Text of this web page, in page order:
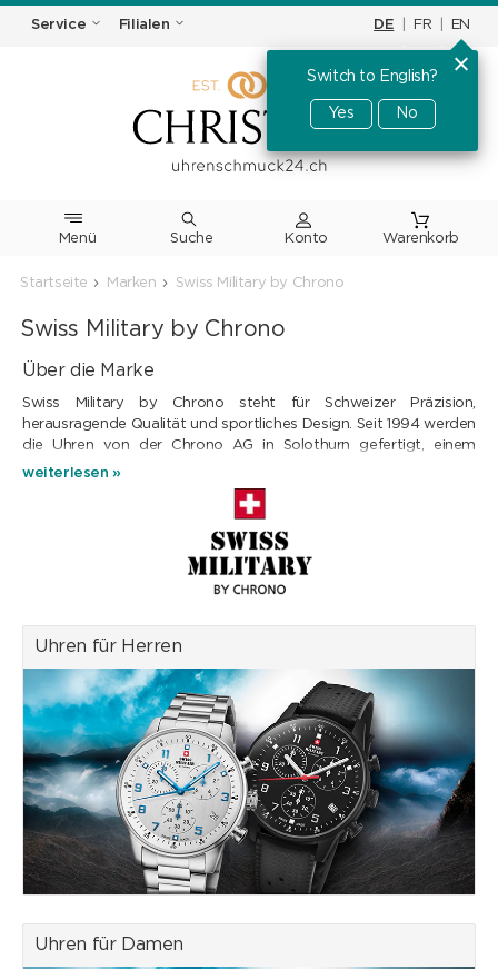
Service Filialen DE FR EN
Switch to English?
Yes No
Menü Suche Warenkorb
Startseite Marken Swiss Military by Chrono
Swiss Military by Chrono
Über die Marke
Swiss Military by Chrono steht für Schweizer Präzision,
herausragende Qualität und sportliches Design. Seit 1994 werden
die Uhren von der Chrono AG in Solothurn gefertigt, einem
Familienunternehmen mit über 35 Jahren Erfahrung in der
Uhrmacherkunst. Mit ihrem markanten Design und ihrer
Vielseitigkeit sind die Uhren von Swiss Military by Chrono ideal für
Menschen mit einem aktiven Lebensstil, sowohl im Berufsleben
Als offizielles Lizenzprodukt der Schweizer Eidgenossenschaft
weltweit für Qualität und handwerkliche Exzellenz stehen. Vom
ersten Entwurf bis zur finalen Montage werden alle
Produktionsschritte in der Schweiz durchgeführt. Die Marke
verwendet ausschliesslich Uhrwerke renommierter Schweizer
Hersteller wie ETA, Ronda und Sellita, um höchste Präzision und
Langlebigkeit zu gewährleisten.
Swiss Military by Chrono vereint Tradition und Innovation. Die
Uhren werden in einem historischen Gebäude gefertigt, das einst
eine der ersten Uhrmacherschulen der Schweiz beherbergte.
Heute steht dieser Standort für die Leidenschaft und das Know-
how der Schweizer Uhrmachertradition, die in jedem Detail der
Uhren spürbar ist.
Das hat für Sie als Kunde entscheidende Vorteile hinsichtlich der
weiterlesen »
Uhren für Herren
Uhren für Damen